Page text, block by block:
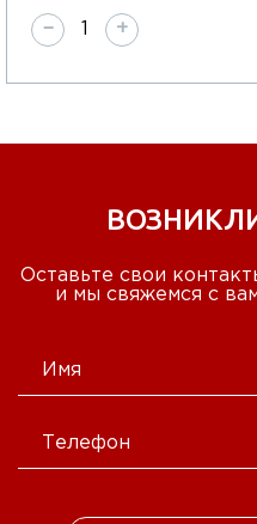
− +
Оставьте свои
и мы свяжемся с